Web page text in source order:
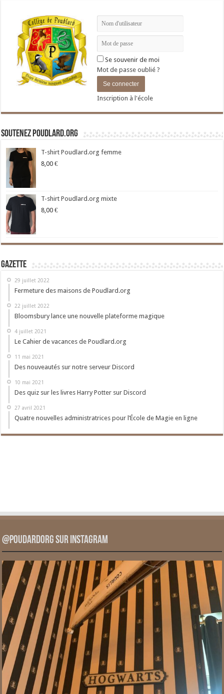
Se souvenir de moi
Mot de passe oublié ?
Inscription à l'école
Soutenez Poudlard.org
T-shirt Poudlard.org femme
8,00 €
T-shirt Poudlard.org mixte
8,00 €
Gazette
29 juillet 2022
Fermeture des maisons de Poudlard.org
22 juillet 2022
Bloomsbury lance une nouvelle plateforme magique
4 juillet 2021
Le Cahier de vacances de Poudlard.org
11 mai 2021
Des nouveautés sur notre serveur Discord
10 mai 2021
Des quiz sur les livres Harry Potter sur Discord
27 avril 2021
Quatre nouvelles administratrices pour l’École de Magie en ligne
@PoudardOrg sur Instagram